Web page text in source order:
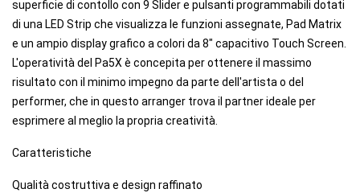
superficie di contollo con 9 Slider e pulsanti programmabili dotati
di una LED Strip che visualizza le funzioni assegnate, Pad Matrix
e un ampio display grafico a colori da 8" capacitivo Touch Screen.
L'operatività del Pa5X è concepita per ottenere il massimo
risultato con il minimo impegno da parte dell'artista o del
performer, che in questo arranger trova il partner ideale per
esprimere al meglio la propria creatività.
Caratteristiche
Qualità costruttiva e design raffinato